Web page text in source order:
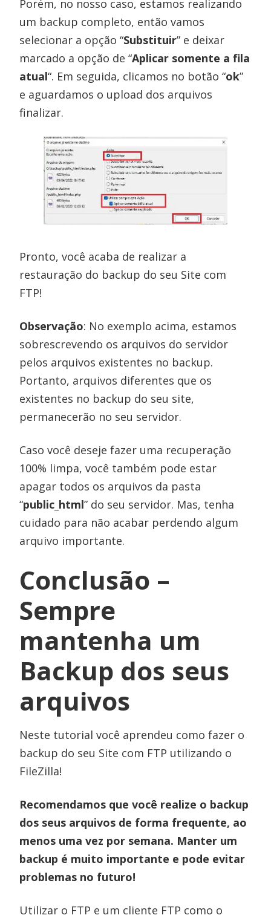
Porém, no nosso caso, estamos realizando
um backup completo, então vamos
selecionar a opção “Substituir” e deixar
marcado a opção de “Aplicar somente a fila
atual“. Em seguida, clicamos no botão “ok”
e aguardamos o upload dos arquivos
finalizar.
Pronto, você acaba de realizar a
restauração do backup do seu Site com
FTP!
Observação: No exemplo acima, estamos
sobrescrevendo os arquivos do servidor
pelos arquivos existentes no backup.
Portanto, arquivos diferentes que os
existentes no backup do seu site,
permanecerão no seu servidor.
Caso você deseje fazer uma recuperação
100% limpa, você também pode estar
apagar todos os arquivos da pasta
“public_html” do seu servidor. Mas, tenha
cuidado para não acabar perdendo algum
arquivo importante.
Conclusão –
Sempre
mantenha um
Backup dos seus
arquivos
Neste tutorial você aprendeu como fazer o
backup do seu Site com FTP utilizando o
FileZilla!
Recomendamos que você realize o backup
dos seus arquivos de forma frequente, ao
menos uma vez por semana. Manter um
backup é muito importante e pode evitar
problemas no futuro!
Utilizar o FTP e um cliente FTP como o